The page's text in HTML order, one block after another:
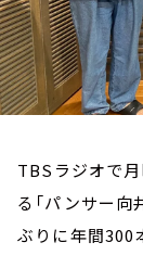
TBSラジオで
る「パンサー向
ぶりに年間300